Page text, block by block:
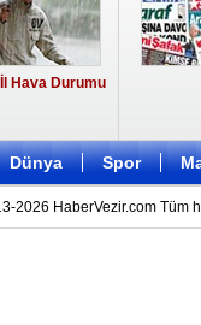
İl Hava Durumu
Dünya Spor
2026 HaberVezir.com Tüm